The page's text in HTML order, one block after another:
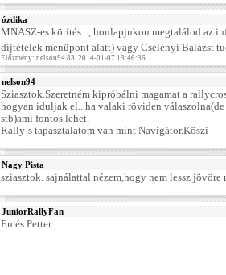
ózdika
MNASZ-es körítés..., honlapjukon megtalálod az
díjtételek menüpont alatt) vagy Cselényi Balázst
Előzmény: nelson94 83. 2014-01-07 13:46:36
nelson94
Sziasztok.Szeretném kipróbálni magamat a
hogyan iduljak el...ha valaki röviden
stb)ami fontos lehet.
Rally-s tapasztalatom van mint Navigátor.Köszi
Nagy Pista
sziasztok. sajnálattal nézem,hogy nem lessz
JuniorRallyFan
Én és Petter